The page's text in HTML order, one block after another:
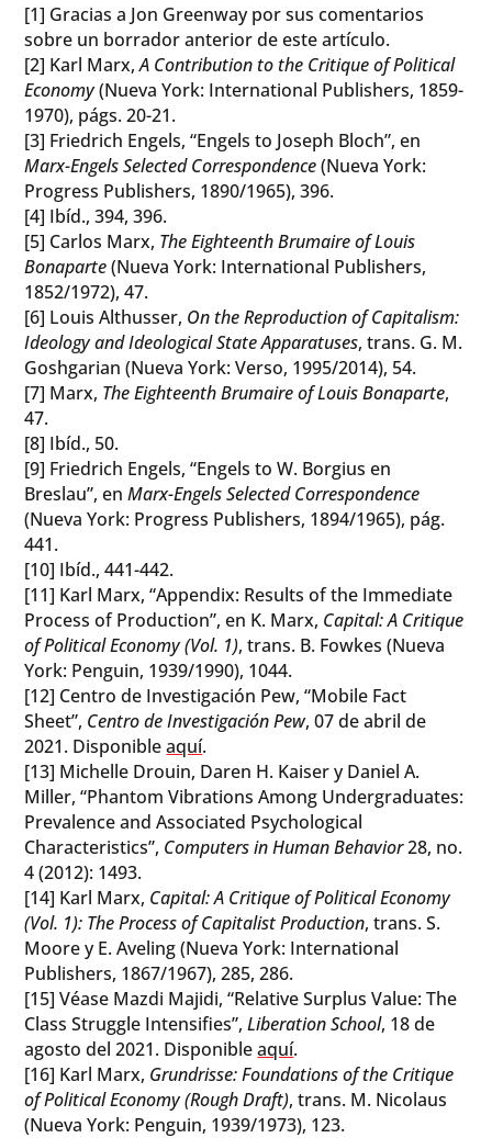
[1] Gracias a Jon Greenway por sus comentarios
sobre un borrador anterior de este artículo.
[2] Karl Marx,A Contribution to the Critique of Political
Economy(Nueva York: International Publishers, 1859-
1970), págs. 20-21.
[3] Friedrich Engels, “Engels to Joseph Bloch”, en
Marx-Engels Selected Correspondence(Nueva York:
Progress Publishers, 1890/1965), 396.
[4] Ibíd., 394, 396.
[5] Carlos Marx, The Eighteenth Brumaire of Louis
Bonaparte(Nueva York: International Publishers,
1852/1972), 47.
[6] Louis Althusser, On the Reproduction of Capitalism:
Ideology and Ideological State Apparatuses, trans. G. M.
Goshgarian (Nueva York: Verso, 1995/2014), 54.
[7] Marx, The Eighteenth Brumaire of Louis Bonaparte,
47.
[8] Ibíd., 50.
[9] Friedrich Engels, “Engels to W. Borgius en
Breslau”, enMarx-Engels Selected Correspondence
(Nueva York: Progress Publishers, 1894/1965), pág.
441.
[10] Ibíd., 441-442.
[11] Karl Marx, “Appendix: Results of the Immediate
Process of Production”, en K. Marx, Capital: A Critique
of Political Economy (Vol. 1), trans. B. Fowkes (Nueva
York: Penguin, 1939/1990), 1044.
[12] Centro de Investigación Pew, “Mobile Fact
Sheet”, Centro de Investigación Pew, 07 de abril de
2021. Disponibleaquí.
[13] Michelle Drouin, Daren H. Kaiser y Daniel A.
Miller, “Phantom Vibrations Among Undergraduates:
Prevalence and Associated Psychological
Characteristics”, Computers in Human Behavior28, no.
4 (2012): 1493.
[14] Karl Marx, Capital: A Critique of Political Economy
(Vol. 1): The Process of Capitalist Production, trans. S.
Moore y E. Aveling (Nueva York: International
Publishers, 1867/1967), 285, 286.
[15] Véase Mazdi Majidi, “Relative Surplus Value: The
Class Struggle Intensifies”,Liberation School, 18 de
agosto del 2021. Disponibleaquí.
[16] Karl Marx, Grundrisse: Foundations of the Critique
of Political Economy (Rough Draft), trans. M. Nicolaus
(Nueva York: Penguin, 1939/1973), 123.